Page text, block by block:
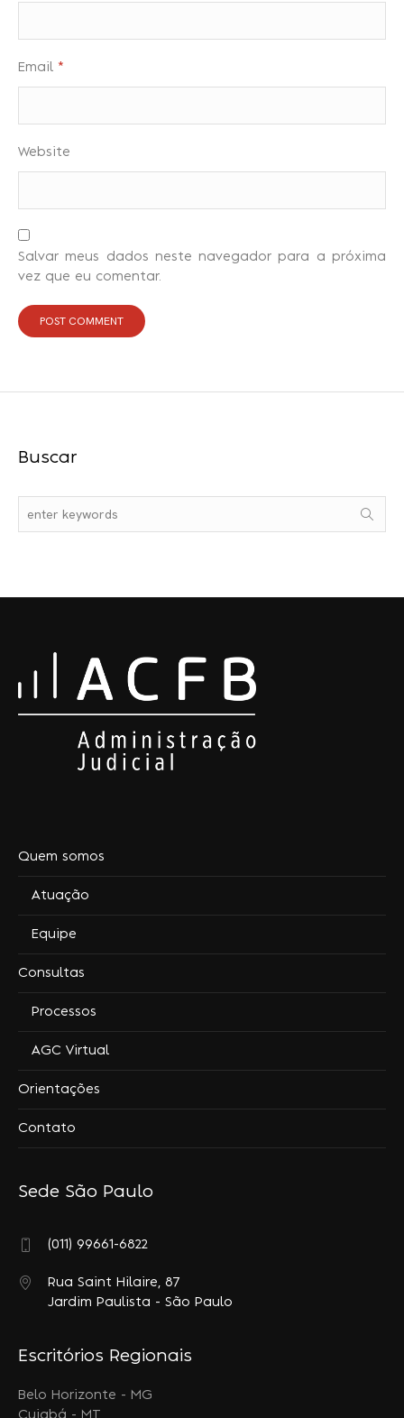
Email *
Website
Salvar meus dados neste navegador para a próxima
vez que eu comentar.
Buscar
Quem somos
Atuação
Equipe
Consultas
Processos
AGC Virtual
Orientações
Contato
Sede São Paulo
(011) 99661-6822
Rua Saint Hilaire, 87
Jardim Paulista - São Paulo
Escritórios Regionais
Belo Horizonte - MG